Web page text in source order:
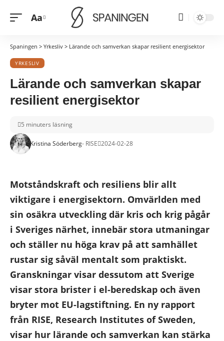
Font
Aa
Spaningen > Yrkesliv > Lärande och samverkan skapar resilient energisektor
YRKESLIV
Lärande och samverkan skapar
resilient energisektor
Kristina Söderberg- RISE 2024-02-28
5 minuters läsning
Motståndskraft och resiliens blir allt
viktigare i energisektorn. Omvärlden med
sin osäkra utveckling där kris och krig pågår
i Sveriges närhet, innebär stora utmaningar
och ställer nu höga krav på att samhället
rustar sig såväl mentalt som praktiskt.
Granskningar visar dessutom att Sverige
visar stora brister i el-beredskap och även
bryter mot EU-lagstiftning. En ny rapport
från RISE, Research Institutes of Sweden,
visar hur lärande och samverkan kan stärka